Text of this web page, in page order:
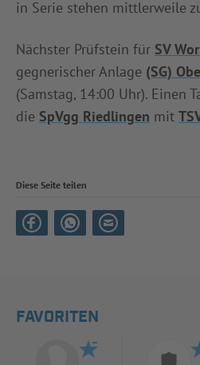
in Serie stehen mittlerweile
Nächster Prüfstein für SV
gegnerischer Anlage (SG)
(Samstag, 14:00 Uhr). Einen
die SpVgg Riedlingen mit
Diese Seite teilen
FAVORITEN